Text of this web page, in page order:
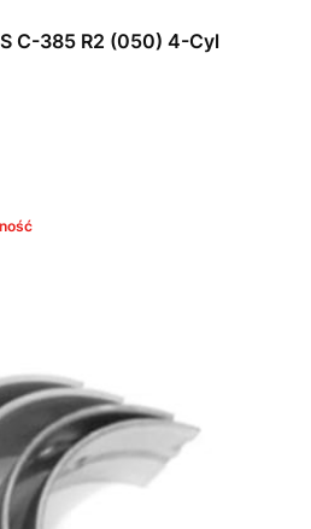
C-385 R2 (050) 4-Cyl